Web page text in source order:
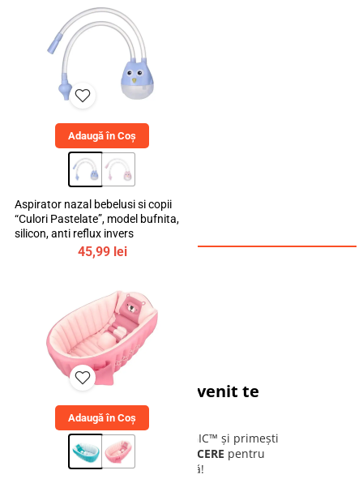
fost:
150,00 lei.
Adaugă în Coș
Aspirator nazal bebelusi si copii
“Culori Pastelate”, model bufnita,
silicon, anti reflux invers
45,99 lei
Adaugă în Coș
Cadoul tău de bun venit te
așteaptă!
Alătură-te comunității bebeLOGIC™ și primești
instant un cod de
10% REDUCERE pentru
prima ta comandă!